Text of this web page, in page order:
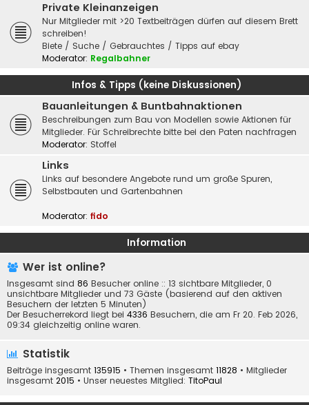
Private Kleinanzeigen
Nur Mitglieder mit >20 Textbeiträgen dürfen auf diesem Brett
schreiben!
Biete / Suche / Gebrauchtes / Tipps auf ebay
Moderator: Regalbahner
Infos & Tipps (keine Diskussionen)
Bauanleitungen & Buntbahnaktionen
Beschreibungen zum Bau von Modellen sowie Aktionen für
Mitglieder. Für Schreibrechte bitte bei den Paten nachfragen
Moderator: Stoffel
Links
Links auf besondere Angebote rund um große Spuren,
Selbstbauten und Gartenbahnen
Moderator: fido
Information
Wer ist online?
Insgesamt sind 86 Besucher online :: 13 sichtbare Mitglieder, 0
unsichtbare Mitglieder und 73 Gäste (basierend auf den aktiven
Besuchern der letzten 5 Minuten)
Der Besucherrekord liegt bei 4336 Besuchern, die am Fr 20. Feb 2026,
09:34 gleichzeitig online waren.
Statistik
Beiträge insgesamt 135915 • Themen insgesamt 11828 • Mitglieder
insgesamt 2015 • Unser neuestes Mitglied: TitoPaul